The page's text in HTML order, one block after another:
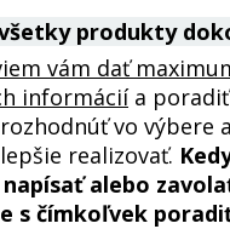
produkty
vám dať
informáciía poradiť
vo výbere
realizovať.
alebo
s čímkoľvek